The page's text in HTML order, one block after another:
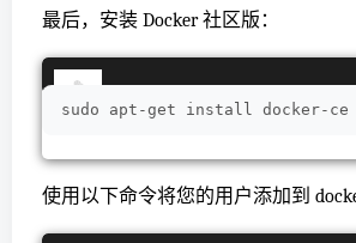
最后，安装 Docker 社区版：
sudo apt-get install docker-
使用以下命令将您的用户添加到